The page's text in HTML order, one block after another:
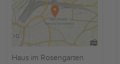
Haus im Rosengarten